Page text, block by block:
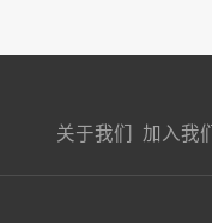
关于我们 加入我们
接扔简历